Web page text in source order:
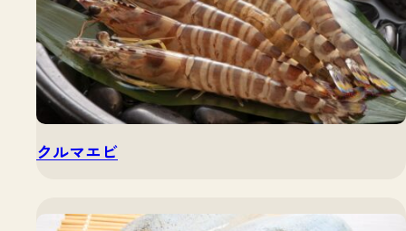
クルマエビ